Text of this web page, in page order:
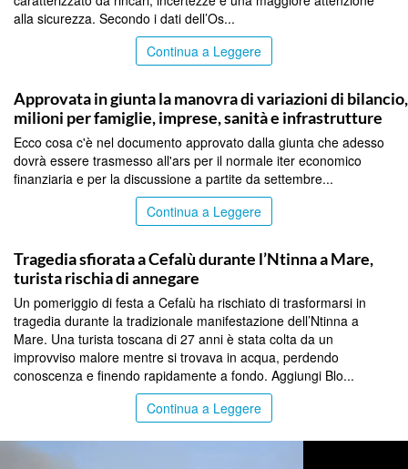
alla sicurezza. Secondo i dati dell’Os...
Continua a Leggere
Approvata in giunta la manovra di variazioni di
milioni per famiglie, imprese, sanità e infrastrutture
Ecco cosa c'è nel documento approvato dalla giunta che adesso
dovrà essere trasmesso all'ars per il normale iter economico
finanziaria e per la discussione a partite da settembre...
Continua a Leggere
Tragedia sfiorata a Cefalù durante l’Ntinna a Mare,
turista rischia di annegare
Un pomeriggio di festa a Cefalù ha rischiato di trasformarsi in
tragedia durante la tradizionale manifestazione dell’Ntinna a
Mare. Una turista toscana di 27 anni è stata colta da un
improvviso malore mentre si trovava in acqua, perdendo
conoscenza e finendo rapidamente a fondo. Aggiungi Blo...
Continua a Leggere